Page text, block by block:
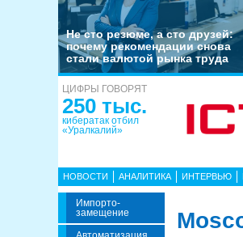
Не сто резюме, а сто друзей:
почему рекомендации снова
стали валютой рынка труда
ЦИФРЫ ГОВОРЯТ
250 тыс.
кибератак отбил
«Уралкалий»
НОВОСТИ АНАЛИТИКА ИНТЕРВЬЮ
Импорто­
Замещение